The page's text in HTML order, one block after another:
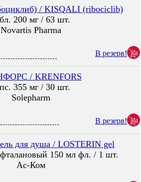
/ KISQALI (ribociclib)
200 мг / 63 шт.
Novartis Pharma
В резерв!
/ KRENFORS
355 мг / 30 шт.
Solepharm
В резерв!
для душа / LOSTERIN gel
150 мл фл. / 1 шт.
Ас-Ком